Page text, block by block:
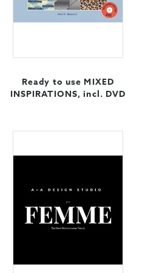
Ready to use MIXED
INSPIRATIONS, incl. DVD